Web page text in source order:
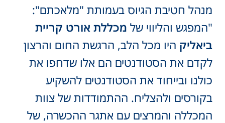
מנהל חטיבת הגיוס בעמותת "מלאכתם":
"המפגש והליווי של מכללת אורט קריית
ביאליק היו מכל הלב, הרגשת החום והרצון
לקדם את הסטודנטים הם אלו שדחפו את
כולנו ובייחוד את הסטודנטים להשקיע
בקורסים ולהצליח. ההתמודדות של צוות
המכללה והמרצים עם אתגר ההכשרה, של